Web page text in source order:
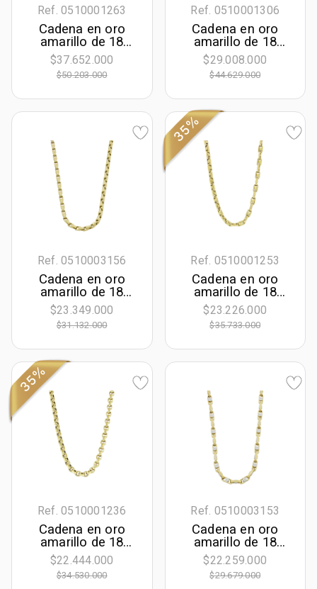
Ref. 0510001263
Cadena en oro
amarillo de 18
Kilates, Grumette,
50 cm. de largo,
6.50 mm. de
$37.652.000
$50.203.000
Ref. 0510001306
Cadena en oro
amarillo de 18
Kilates, Franco, 50
cm. de largo, 3
mm. de ancho
$29.008.000
$44.629.000
Ref. 0510003156
Cadena en oro
amarillo de 18
Kilates, Rolo, 50
cm. de largo, 3.50
mm. de ancho
$23.349.000
$31.132.000
35%
Ref. 0510001253
Cadena en oro
amarillo de 18
Kilates, Ancla, 50
cm. de largo, 5
mm. de ancho
$23.226.000
$35.733.000
35%
Ref. 0510001236
Cadena en oro
amarillo de 18
Kilates, Rolo, 50
cm. de largo, 6
mm. de ancho
$22.444.000
$34.530.000
Ref. 0510003153
Cadena en oro
amarillo de 18
Kilates, Ancla, 50
cm. de largo, 4.50
mm. de ancho
$22.259.000
$29.679.000